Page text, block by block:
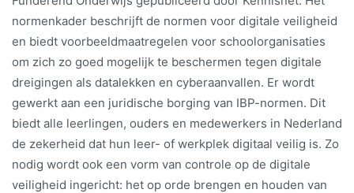
normenkader beschrijft de normen voor digitale veiligheid
en biedt voorbeeldmaatregelen voor schoolorganisaties
om zich zo goed mogelijk te beschermen tegen digitale
dreigingen als datalekken en cyberaanvallen. Er wordt
gewerkt aan een juridische borging van IBP-normen. Dit
biedt alle leerlingen, ouders en medewerkers in Nederland
de zekerheid dat hun leer- of werkplek digitaal veilig is. Zo
nodig wordt ook een vorm van controle op de digitale
veiligheid ingericht: het op orde brengen en houden van